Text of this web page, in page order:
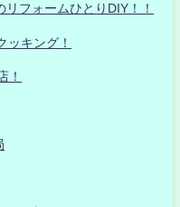
フォームひとりDIY！！
ッキング！
！